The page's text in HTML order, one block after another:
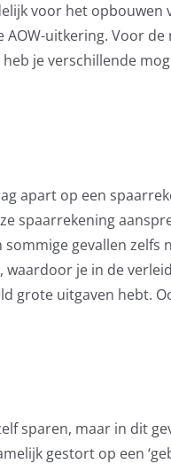
voor het
AOW-uitkering. Voor
heb je verschillende
apart op een
spaarrekening
gevallen zelfs
waardoor je in de
grote uitgaven hebt.
sparen, maar in dit
gestort op een